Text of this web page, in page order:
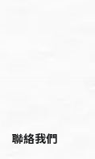
聯絡我們